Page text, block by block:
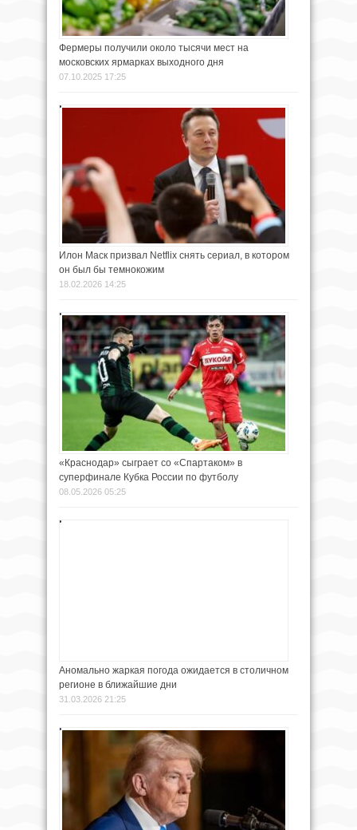
Фермеры получили около тысячи мест на
московских ярмарках выходного дня
07.10.2025 17:25
Илон Маск призвал Netflix снять сериал, в котором
он был бы темнокожим
18.02.2026 14:25
«Краснодар» сыграет со «Спартаком» в
суперфинале Кубка России по футболу
08.05.2026 05:25
Аномально жаркая погода ожидается в столичном
регионе в ближайшие дни
31.03.2026 21:25